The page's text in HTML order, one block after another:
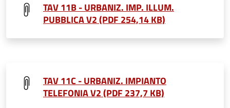
TAV 11B - URBANIZ. IMP. ILLUM.
PUBBLICA V2 (PDF 254,14 KB)
TAV 11C - URBANIZ. IMPIANTO
TELEFONIA V2 (PDF 237,7 KB)